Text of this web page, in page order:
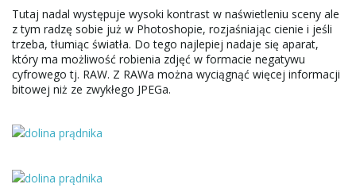
Tutaj nadal występuje wysoki kontrast w naświetleniu sceny ale
z tym radzę sobie już w Photoshopie, rozjaśniając cienie i jeśli
trzeba, tłumiąc światła. Do tego najlepiej nadaje się aparat,
który ma możliwość robienia zdjęć w formacie negatywu
cyfrowego tj. RAW. Z RAWa można wyciągnąć więcej informacji
bitowej niż ze zwykłego JPEGa.